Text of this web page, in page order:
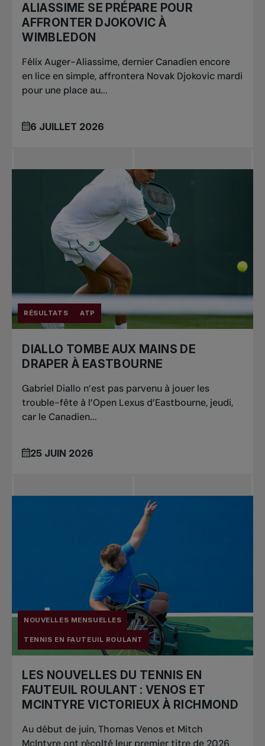
ALIASSIME SE PRÉPARE POUR
AFFRONTER DJOKOVIC À
WIMBLEDON
Félix Auger-Aliassime, dernier Canadien encore
en lice en simple, affrontera Novak Djokovic mardi
pour une place au...
6 JUILLET 2026
RÉSULTATS ATP
DIALLO TOMBE AUX MAINS DE
DRAPER À EASTBOURNE
Gabriel Diallo n’est pas parvenu à jouer les
trouble-fête à l’Open Lexus d’Eastbourne, jeudi,
car le Canadien...
25 JUIN 2026
NOUVELLES MENSUELLES
TENNIS EN FAUTEUIL ROULANT
LES NOUVELLES DU TENNIS EN
FAUTEUIL ROULANT : VENOS ET
MCINTYRE VICTORIEUX À RICHMOND
Au début de juin, Thomas Venos et Mitch